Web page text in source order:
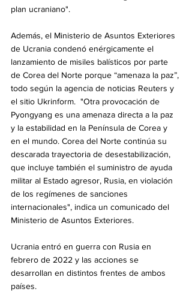
plan ucraniano".
Además, el Ministerio de Asuntos Exteriores
de Ucrania condenó enérgicamente el
lanzamiento de misiles balísticos por parte
de Corea del Norte porque “amenaza la paz”,
todo según la agencia de noticias Reuters y
el sitio Ukrinform.  "Otra provocación de
Pyongyang es una amenaza directa a la paz
y la estabilidad en la Península de Corea y
en el mundo. Corea del Norte continúa su
descarada trayectoria de desestabilización,
que incluye también el suministro de ayuda
militar al Estado agresor, Rusia, en violación
de los regímenes de sanciones
internacionales", indica un comunicado del
Ministerio de Asuntos Exteriores.
Ucrania entró en guerra con Rusia en
febrero de 2022 y las acciones se
desarrollan en distintos frentes de ambos
países.